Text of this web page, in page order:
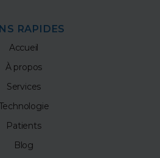
RAPIDES
Accueil
À propos
Services
Patients
Blog